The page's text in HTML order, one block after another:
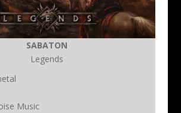
SABATON
Legends
Music